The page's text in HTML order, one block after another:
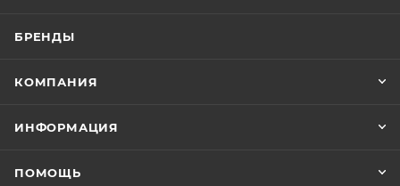
БРЕНДЫ
КОМПАНИЯ
ИНФОРМАЦИЯ
ПОМОЩЬ